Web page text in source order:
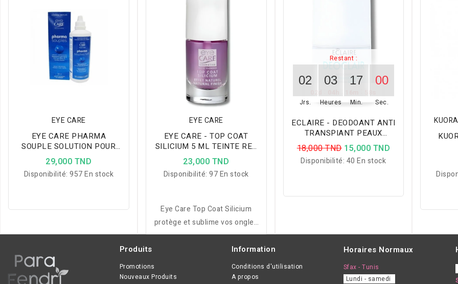
EYE CARE
EYE CARE PHARMA
SOUPLE SOLUTION POUR
LENTILLES 360ML
29,000 TND
Disponibilité:957 En stock
EYE CARE
EYE CARE - TOP COAT
SILICIUM 5 ML TEINTE REF
1211
23,000 TND
Disponibilité:97 En stock
Eye Care Top Coat Silicium
protège et sublime vos ongles
avec 3 finitions (naturel, givré,
mat), enrichi en silicium,
vitamine E et oligo-éléments
pour renforcer et prolonger la
Restant :
02
Jrs.
03
Heures
16
Min.
59
Sec.
ECLAIRE - DEODOANT ANTI
TRANSPIANT PEAUX
SENSIBLES 50ML
18,000 TND 15,000 TND
Disponibilité: 40 En stock
Produits
Promotions
Nouveaux Produits
Information
Conditions d'utilisation
A propos
Horaires Normaux
Sfax - Tunis
Lundi - samedi